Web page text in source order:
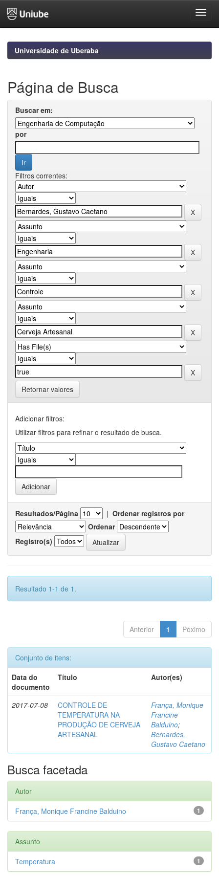
navigationUniversidade de Uberaba
Página de Busca
Buscar em:
por
Filtros correntes:
Retornar valores
Adicionar filtros:
Utilizar filtros para refinar o resultado de busca.
Resultados/Página | Ordenar registros por
Ordenar
Registro(s)
Resultado 1-1 de 1.
Anterior 1 Póximo
Conjunto de itens:
Data do
documento
Título Autor(es)
2017-07-08
CONTROLE DE
TEMPERATURA NA
PRODUÇÃO DE CERVEJA
ARTESANAL
França, Monique
Francine
Balduino;
Bernardes,
Gustavo Caetano
Busca facetada
Autor
1
França, Monique Francine Balduino
Assunto
1
Temperatura